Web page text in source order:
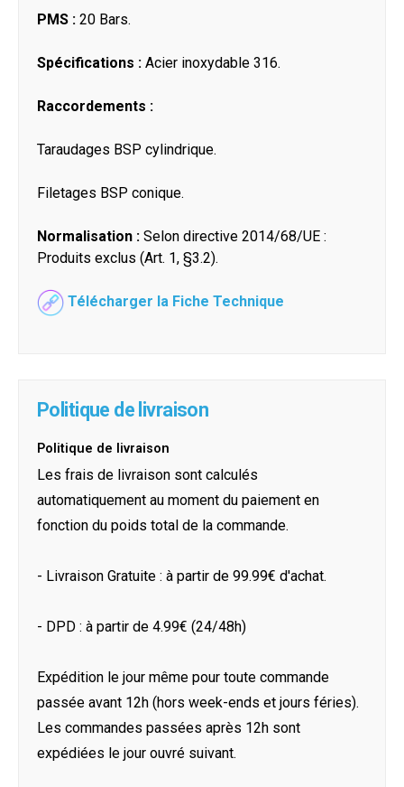
PMS : 20 Bars.
Spécifications : Acier inoxydable 316.
Raccordements :
Taraudages BSP cylindrique.
Filetages BSP conique.
Normalisation : Selon directive 2014/68/UE :
Produits exclus (Art. 1, §3.2).
Télécharger la Fiche Technique
Politique de livraison
Politique de livraison
Les frais de livraison sont calculés
automatiquement au moment du paiement en
fonction du poids total de la commande.
- Livraison Gratuite : à partir de 99.99€ d'achat.
- DPD : à partir de 4.99€ (24/48h)
Expédition le jour même pour toute commande
passée avant 12h (hors week-ends et jours féries).
Les commandes passées après 12h sont
expédiées le jour ouvré suivant.